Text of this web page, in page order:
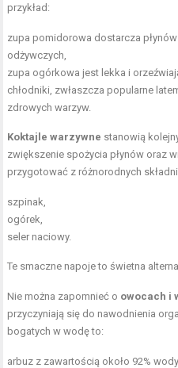
przykład:
zupa pomidorowa dostarcza
odżywczych,
zupa ogórkowa jest lekka i
chłodniki, zwłaszcza popularne
zdrowych warzyw.
Koktajle warzywne stanowią
zwiększenie spożycia płynów oraz
przygotować z różnorodnych
szpinak,
ogórek,
seler naciowy.
Te smaczne napoje to świetna
Nie można zapomnieć o owocach i
przyczyniają się do nawodnienia
bogatych w wodę to:
arbuz z zawartością około 92% wody,